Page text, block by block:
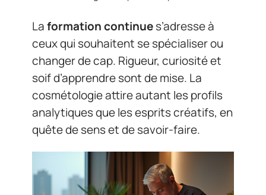
Laformation continues’adresse à
ceux qui souhaitent se spécialiser ou
changer de cap. Rigueur, curiosité et
soif d’apprendre sont de mise. La
cosmétologie attire autant les profils
analytiques que les esprits créatifs, en
quête de sens et de savoir-faire.